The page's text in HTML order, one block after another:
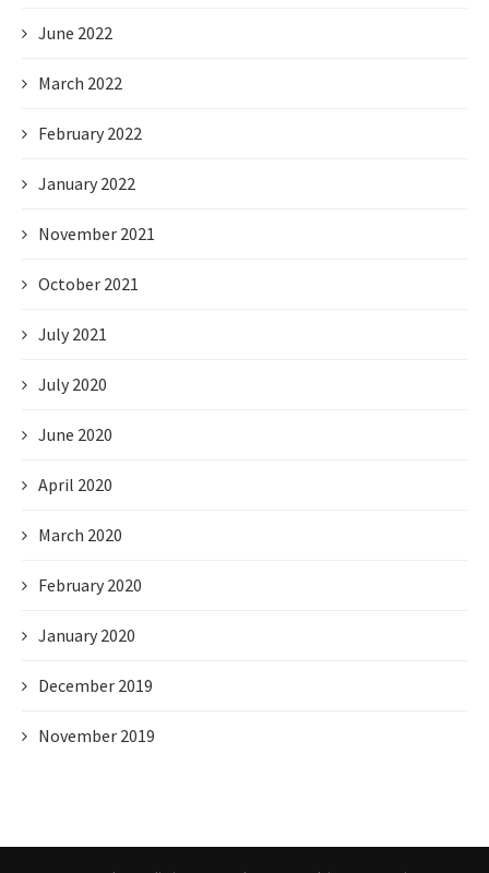
June 2022
March 2022
February 2022
January 2022
November 2021
October 2021
July 2021
July 2020
June 2020
April 2020
March 2020
February 2020
January 2020
December 2019
November 2019